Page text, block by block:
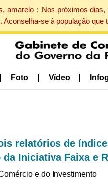
amarelo：Nos próximos
se à população
Foto Vídeo
relatórios de
Iniciativa Faixa e
e do Investimento